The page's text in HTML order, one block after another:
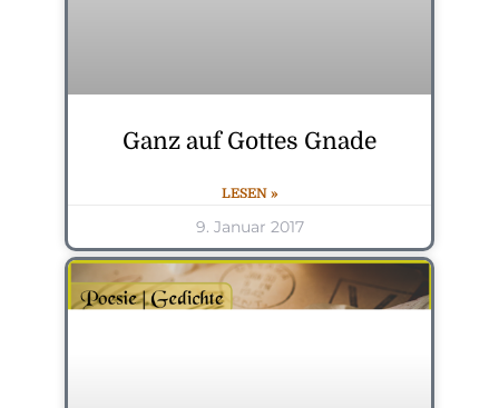
Ganz auf Gottes Gnade
LESEN »
9. Januar 2017